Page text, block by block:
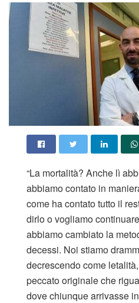
“La mortalità? Anche lì
abbiamo contato in
come ha contato tutto il
dirlo o vogliamo
abbiamo cambiato la
decessi. Noi stiamo
decrescendo come
peccato originale che
dove chiunque arrivasse